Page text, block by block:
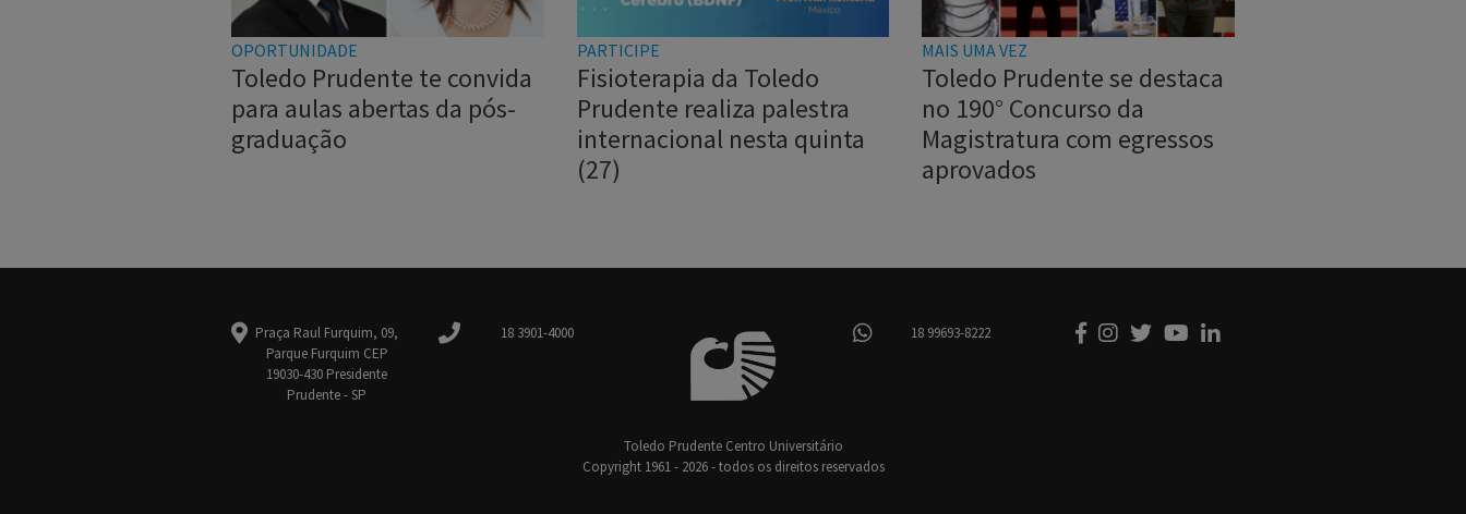
OPORTUNIDADE
Toledo Prudente te convida
para aulas abertas da pós-
graduação
PARTICIPE
Fisioterapia da Toledo
Prudente realiza palestra
internacional nesta quinta
(27)
MAIS UMA VEZ
Toledo Prudente se destaca
no 190° Concurso da
Magistratura com egressos
aprovados
Praça Raul Furquim, 09,
Parque Furquim CEP
19030-430 Presidente
Prudente - SP
18 3901-4000 18 99693-8222
Toledo Prudente Centro Universitário
Copyright 1961 - 2026 - todos os direitos reservados